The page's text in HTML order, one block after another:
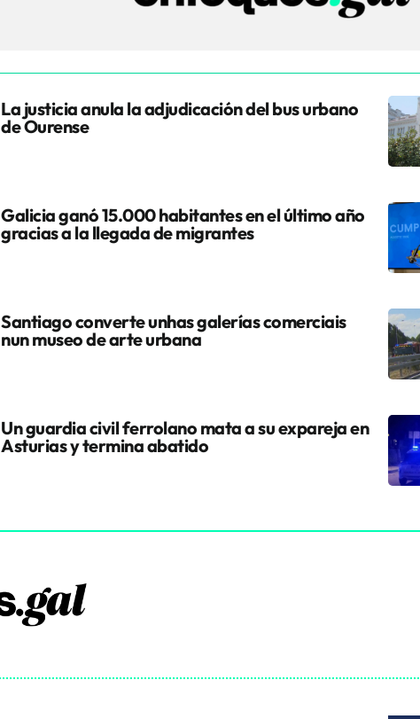
La justicia anula la adjudicación del bus urbano
de Ourense
Galicia ganó 15.000 habitantes en el último año
gracias a la llegada de migrantes
Santiago converte unhas galerías comerciais
nun museo de arte urbana
Un guardia civil ferrolano mata a su expareja en
Asturias y termina abatido